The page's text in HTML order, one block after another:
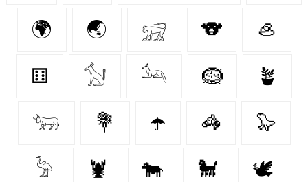
🌍 🌏 𓃸 🐨 🦪
⚅ 𓃩 𓃢 🪹 🪴
𓃓 💐 ☂️ 🦓 🦭
𓅦 🦞 🐄 🐩 🕊